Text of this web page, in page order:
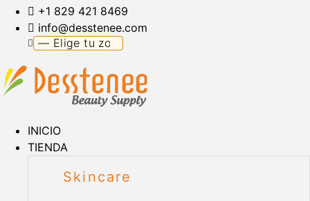
+1 829 421 8469
info@desstenee.com
INICIO
TIENDA
Skincare